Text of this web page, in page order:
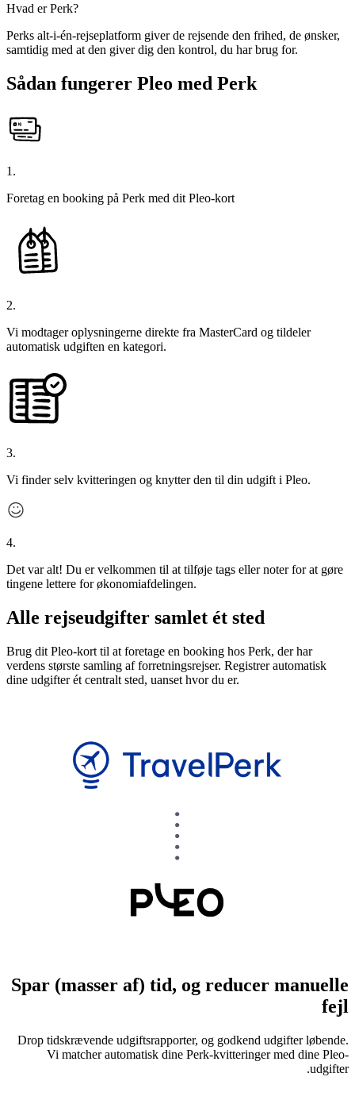
Hvad er Perk?
Perks alt-i-én-rejseplatform giver de rejsende den frihed, de ønsker,
samtidig med at den giver dig den kontrol, du har brug for.
Sådan fungerer Pleo med Perk
1.
Foretag en booking på Perk med dit Pleo-kort
2.
Vi modtager oplysningerne direkte fra MasterCard og tildeler
automatisk udgiften en kategori.
3.
Vi finder selv kvitteringen og knytter den til din udgift i Pleo.
4.
Det var alt! Du er velkommen til at tilføje tags eller noter for at gøre
tingene lettere for økonomiafdelingen.
Alle rejseudgifter samlet ét sted
Brug dit Pleo-kort til at foretage en booking hos Perk, der har
verdens største samling af forretningsrejser. Registrer automatisk
dine udgifter ét centralt sted, uanset hvor du er.
Spar (masser af) tid, og reducer manuelle
fejl
Drop tidskrævende udgiftsrapporter, og godkend udgifter løbende.
Vi matcher automatisk dine Perk-kvitteringer med dine Pleo-
udgifter.